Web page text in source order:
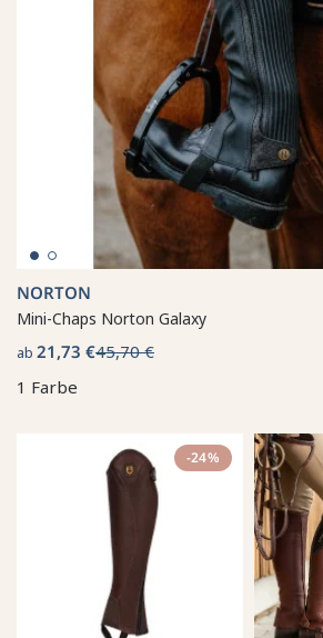
NORTON
Mini-Chaps Norton Galaxy
ab 21,73 €45,70 €
1 Farbe
-24%